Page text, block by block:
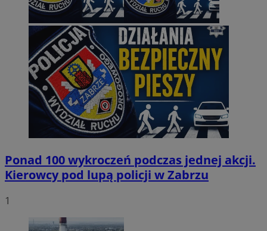
Ponad 100 wykroczeń podczas jednej akcji.
Kierowcy pod lupą policji w Zabrzu
1